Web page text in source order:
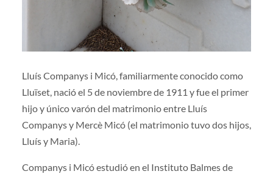
Lluís Companys i Micó, familiarmente conocido como
Lluïset, nació el 5 de noviembre de 1911 y fue el primer
hijo y único varón del matrimonio entre Lluís
Companys y Mercè Micó (el matrimonio tuvo dos hijos,
Lluís y Maria).
Companys i Micó estudió en el Instituto Balmes de